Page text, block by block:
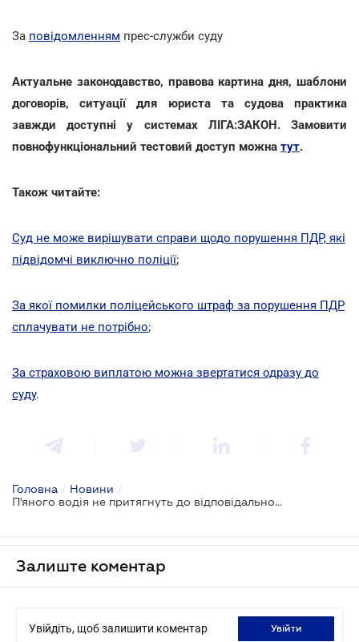
За повідомленням прес-служби суду
Актуальне законодавство, правова картина дня, шаблони
договорів, ситуації для юриста та судова практика
завжди доступні у системах ЛІГА:ЗАКОН. Замовити
повнофункціональний тестовий доступ можна тут.
Також читайте:
Суд не може вирішувати справи щодо порушення ПДР, які
підвідомчі виключно поліції;
За якої помилки поліцейського штраф за порушення ПДР
сплачувати не потрібно;
За страховою виплатою можна звертатися одразу до
суду.
Головна / Новини /
П'яного водія не притягнуть до відповідальності, якщо протокол складений з порушеннями
Залиште коментар
Увійдіть, щоб залишити коментар увійти